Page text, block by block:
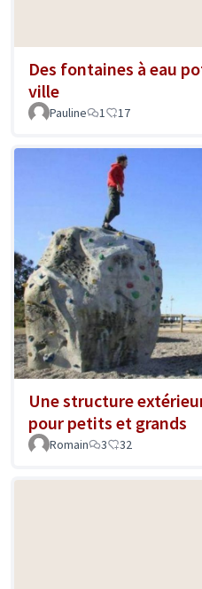
Des fontaines à eau
ville
Pauline 1 17
Une structure
pour petits et grands
Romain 3 32